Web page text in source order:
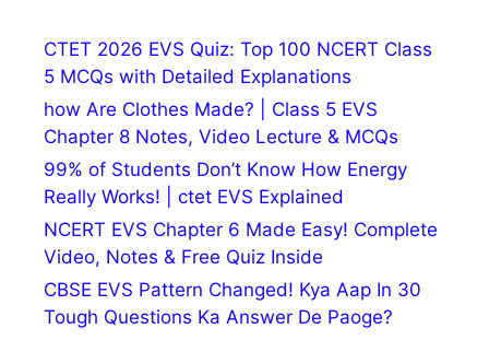
CTET 2026 EVS Quiz: Top 100 NCERT Class
5 MCQs with Detailed Explanations
how Are Clothes Made? | Class 5 EVS
Chapter 8 Notes, Video Lecture & MCQs
99% of Students Don’t Know How Energy
Really Works! | ctet EVS Explained
NCERT EVS Chapter 6 Made Easy! Complete
Video, Notes & Free Quiz Inside
CBSE EVS Pattern Changed! Kya Aap In 30
Tough Questions Ka Answer De Paoge?